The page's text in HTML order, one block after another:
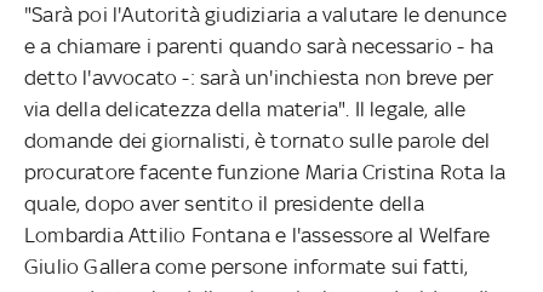
"Sarà poi l'Autorità giudiziaria a valutare le denunce
e a chiamare i parenti quando sarà necessario - ha
detto l'avvocato -: sarà un'inchiesta non breve per
via della delicatezza della materia". Il legale, alle
domande dei giornalisti, è tornato sulle parole del
procuratore facente funzione Maria Cristina Rota la
quale, dopo aver sentito il presidente della
Lombardia Attilio Fontana e l'assessore al Welfare
Giulio Gallera come persone informate sui fatti,